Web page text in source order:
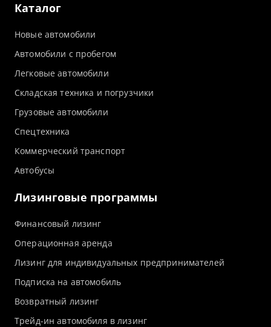
Каталог
Новые автомобили
Автомобили с пробегом
Легковые автомобили
Складская техника и погрузчики
Грузовые автомобили
Спецтехника
Коммерческий транспорт
Автобусы
Лизинговые программы
Финансовый лизинг
Операционная аренда
Лизинг для индивидуальных предпринимателей
Подписка на автомобиль
Возвратный лизинг
Трейд-ин автомобиля в лизинг